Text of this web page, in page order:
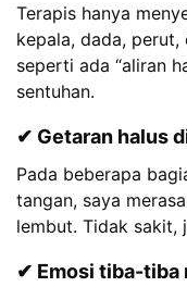
Terapis hanya
kepala, dada, perut,
seperti ada “aliran
sentuhan.
✔ Getaran halus
Pada beberapa
tangan, saya
lembut. Tidak sakit,
✔ Emosi tiba-tiba